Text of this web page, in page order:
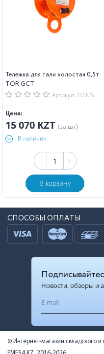
Тележка для тали холостая 0,5т
TOR GCT
Артикул: 10305
Цена:
15 070 KZT (за шт)
В наличии
В корзину
СПОСОБЫ ОПЛАТЫ
Новости, обзоры и
© Интернет-магазин складского